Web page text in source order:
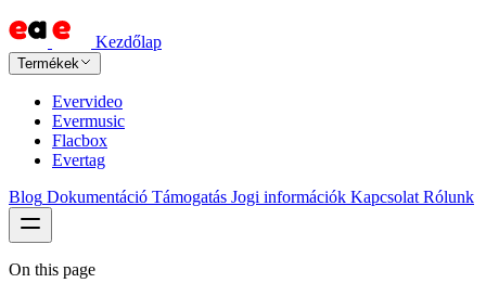
Kezdőlap
Termékek
Evervideo
Evermusic
Flacbox
Evertag
Blog Dokumentáció Támogatás Jogi információk Kapcsolat Rólunk
On this page